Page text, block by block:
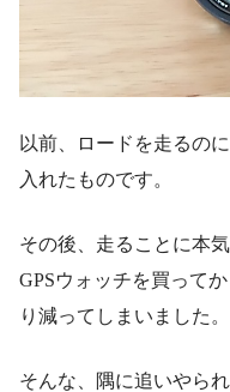
以前、ロードを走るの
入れたものです。
その後、走ることに本
GPSウォッチを買って
り減ってしまいました。
そんな、隅に追いやら